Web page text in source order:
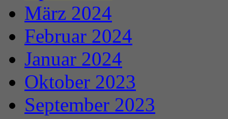
März 2024
Februar 2024
Januar 2024
Oktober 2023
September 2023